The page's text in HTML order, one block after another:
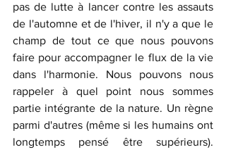
pas de lutte à lancer contre les assauts
de l'automne et de l'hiver, il n'y a que le
champ de tout ce que nous pouvons
faire pour accompagner le flux de la vie
dans l'harmonie. Nous pouvons nous
rappeler à quel point nous sommes
partie intégrante de la nature. Un règne
parmi d'autres (même si les humains ont
longtemps pensé être supérieurs).